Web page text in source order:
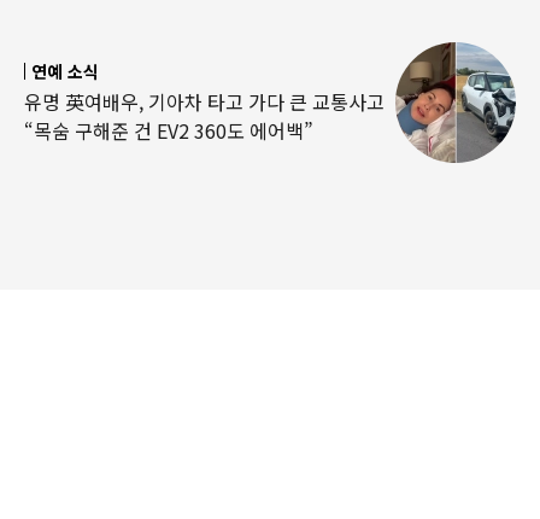
연예 소식
유명 英여배우, 기아차 타고 가다 큰 교통사고
“목숨 구해준 건 EV2 360도 에어백”